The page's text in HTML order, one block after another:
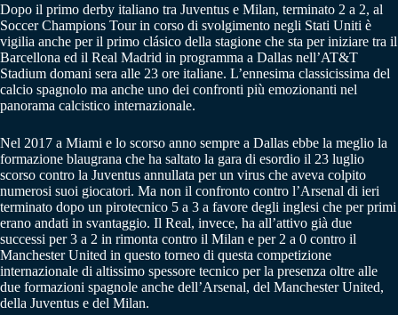
Dopo il primo derby italiano tra Juventus e Milan, terminato 2 a 2, al
Soccer Champions Tour in corso di svolgimento negli Stati Uniti è
vigilia anche per il primo clásico della stagione che sta per iniziare tra il
Barcellona ed il Real Madrid in programma a Dallas nell’AT&T
Stadium domani sera alle 23 ore italiane. L’ennesima classicissima del
calcio spagnolo ma anche uno dei confronti più emozionanti nel
panorama calcistico internazionale.
Nel 2017 a Miami e lo scorso anno sempre a Dallas ebbe la meglio la
formazione blaugrana che ha saltato la gara di esordio il 23 luglio
scorso contro la Juventus annullata per un virus che aveva colpito
numerosi suoi giocatori. Ma non il confronto contro l’Arsenal di ieri
terminato dopo un pirotecnico 5 a 3 a favore degli inglesi che per primi
erano andati in svantaggio. Il Real, invece, ha all’attivo già due
successi per 3 a 2 in rimonta contro il Milan e per 2 a 0 contro il
Manchester United in questo torneo di questa competizione
internazionale di altissimo spessore tecnico per la presenza oltre alle
due formazioni spagnole anche dell’Arsenal, del Manchester United,
della Juventus e del Milan.